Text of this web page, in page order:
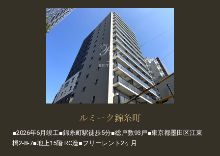
ルミーク錦糸町
■2026年6月竣工■錦糸町駅徒歩5分■総戸数93戸■東京都墨田区江東
橋2-8-7■地上15階 RC造■フリーレント2ヶ月